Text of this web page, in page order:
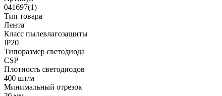
041697(1)
Тип товара
Лента
Класс пылевлагозащиты
IP20
Типоразмер светодиода
CSP
Плотность светодиодов
400 шт/м
Минимальный отрезок